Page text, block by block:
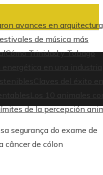
avances en
de música más
Cómo Trinidad y Tobago
en una industria
Claves del éxito
Los 10 animales
de la percepción
segurança do exame de
câncer de cólon